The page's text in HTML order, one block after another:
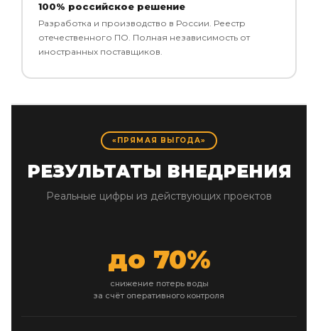
100% российское решение
Разработка и производство в России. Реестр
отечественного ПО. Полная независимость от
иностранных поставщиков.
«ПРЯМАЯ ВЫГОДА»
РЕЗУЛЬТАТЫ ВНЕДРЕНИЯ
Реальные цифры из действующих проектов
до 70%
снижение потерь воды
за счёт оперативного контроля